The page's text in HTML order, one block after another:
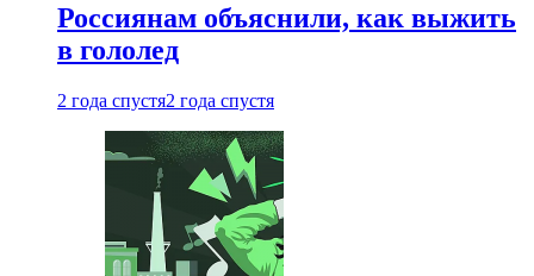
Россиянам объяснили, как выжить
в гололед
2 года спустя2 года спустя